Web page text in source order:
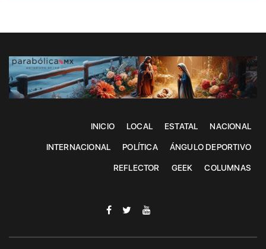
INICIO LOCAL ESTATAL NACIONAL
INTERNACIONAL POLÍTICA ÁNGULO DEPORTIVO
REFLECTOR GEEK COLUMNAS